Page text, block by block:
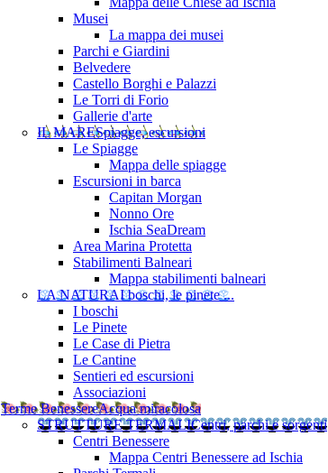
Musei
La mappa dei musei
Parchi e Giardini
Belvedere
Castello Borghi e Palazzi
Le Torri di Forio
Gallerie d'arte
IL MARESpiagge, escursioni
Le Spiagge
Mappa delle spiagge
Escursioni in barca
Capitan Morgan
Nonno Ore
Ischia SeaDream
Area Marina Protetta
Stabilimenti Balneari
Mappa stabilimenti balneari
LA NATURAI boschi, le pinete ...
I boschi
Le Pinete
Le Case di Pietra
Le Cantine
Sentieri ed escursioni
Associazioni
Terme BenessereAcqua miracolosa
STRUTTURE TERMALICentri, parchi e sorgenti
Centri Benessere
Mappa Centri Benessere ad Ischia